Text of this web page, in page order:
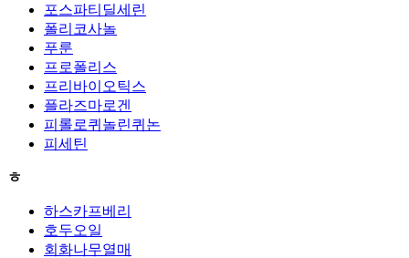
포스파티딜세린
폴리코사놀
푸룬
프로폴리스
프리바이오틱스
플라즈마로겐
피롤로퀴놀린퀴논
피세틴
ㅎ
하스카프베리
호두오일
회화나무열매